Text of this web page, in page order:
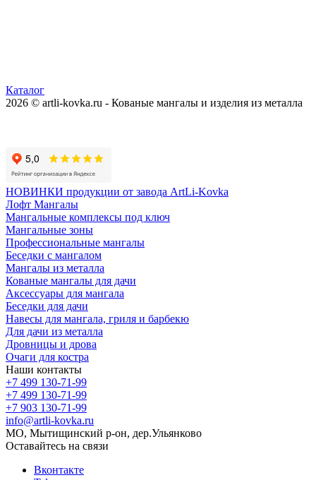
Каталог
2026 © artli-kovka.ru - Кованые мангалы и изделия из металла
НОВИНКИ продукции от завода ArtLi-Kovka
Лофт Мангалы
Мангальные комплексы под ключ
Мангальные зоны
Профессиональные мангалы
Беседки с мангалом
Мангалы из металла
Кованые мангалы для дачи
Аксессуары для мангала
Беседки для дачи
Навесы для мангала, гриля и барбекю
Для дачи из металла
Дровницы и дрова
Очаги для костра
Наши контакты
+7 499 130-71-99
+7 499 130-71-99
+7 903 130-71-99
info@artli-kovka.ru
МО, Мытищинский р-он, дер.Ульянково
Оставайтесь на связи
Вконтакте